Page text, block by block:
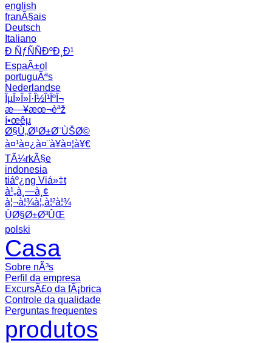
english
franÃ§ais
Deutsch
Italiano
Ð ÑƒÑÑÐºÐ¸Ð¹
EspaÃ±ol
portuguÃªs
Nederlandse
ÎµÎ»Î»Î·Î½Î¹ÎºÎ¬
æ—¥æœ¬èªž
í•œêµ­
Ø§Ù„Ø¹Ø±Ø¨ÙŠØ©
à¤¹à¤¿à¤¨à¥à¤¦à¥€
TÃ¼rkÃ§e
indonesia
tiáº¿ng Viá»‡t
à¹„à¸—à¸¢
à¦¬à¦¾à¦‚à¦²à¦¾
ÙØ§Ø±Ø³ÛŒ
polski
Casa
Sobre nÃ³s
Perfil da empresa
ExcursÃ£o da fÃ¡brica
Controle da qualidade
Perguntas frequentes
produtos